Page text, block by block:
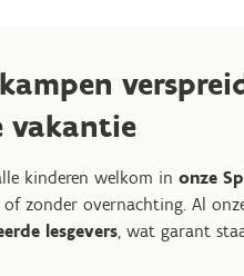
vakantie
kinderen welkom in onze
of zonder overnachting. Al
lesgevers, wat garant